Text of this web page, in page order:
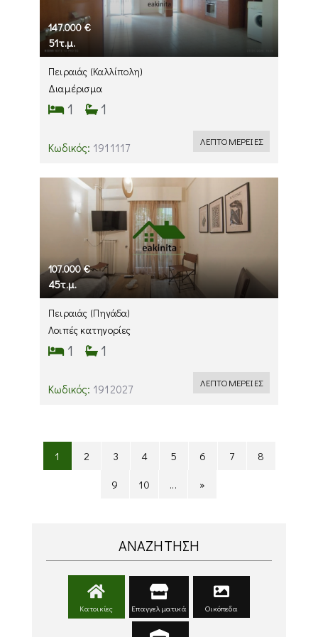
147.000 €
51τ.μ.
Πειραιάς (Καλλίπολη)
Διαμέρισμα
1 1
Κωδικός: 1911117 ΛΕΠΤΟΜΕΡΕΙΕΣ
107.000 €
45τ.μ.
Πειραιάς (Πηγάδα)
Λοιπές κατηγορίες
1 1
Κωδικός: 1912027 ΛΕΠΤΟΜΕΡΕΙΕΣ
1 2 3 4 5 6 7
8
9
10 ... »
ΑΝΑΖΗΤΗΣΗ
Κατοικίες Επαγγελματικά Οικόπεδα